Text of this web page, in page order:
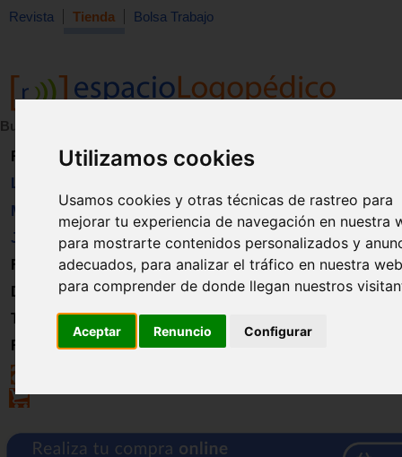
Utilizamos cookies
Usamos cookies y otras técnicas de rastreo para
mejorar tu experiencia de navegación en nuestra
para mostrarte contenidos personalizados y
adecuados, para analizar el tráfico en nuestra
para comprender de donde llegan nuestros
Aceptar Renuncio Configurar
Revista Tienda Bolsa Trabajo
Buscar:
Revista
Libros
Material
Juguetes
Formación
Directorio
Trabajo
Registro